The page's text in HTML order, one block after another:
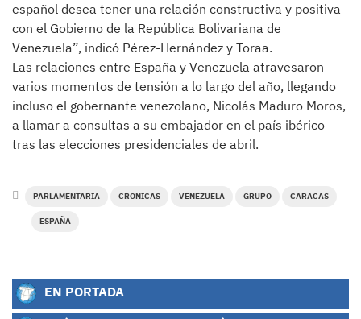
español desea tener una relación constructiva y positiva
con el Gobierno de la República Bolivariana de
Venezuela”, indicó Pérez-Hernández y Toraa.
Las relaciones entre España y Venezuela atravesaron
varios momentos de tensión a lo largo del año, llegando
incluso el gobernante venezolano, Nicolás Maduro Moros,
a llamar a consultas a su embajador en el país ibérico
tras las elecciones presidenciales de abril.
PARLAMENTARIA CRONICAS VENEZUELA GRUPO CARACAS
ESPAÑA
EN PORTADA